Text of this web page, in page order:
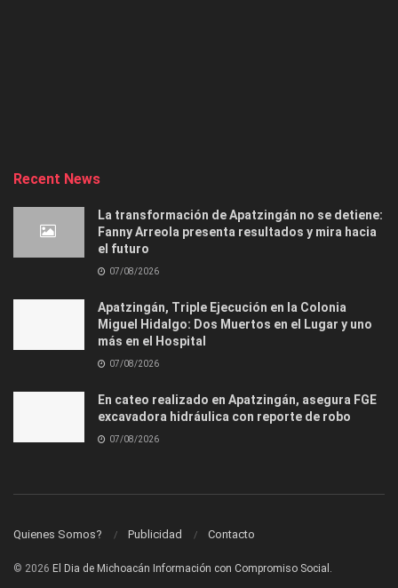
Recent News
La transformación de Apatzingán no se detiene:
Fanny Arreola presenta resultados y mira hacia
el futuro
07/08/2026
Apatzingán, Triple Ejecución en la Colonia
Miguel Hidalgo: Dos Muertos en el Lugar y uno
más en el Hospital
07/08/2026
En cateo realizado en Apatzingán, asegura FGE
excavadora hidráulica con reporte de robo
07/08/2026
Quienes Somos? Publicidad Contacto
© 2026 El Dia de Michoacán Información con Compromiso Social.